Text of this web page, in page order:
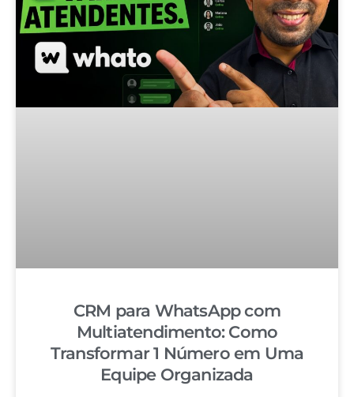
CRM para WhatsApp com
Multiatendimento: Como
Transformar 1 Número em Uma
Equipe Organizada